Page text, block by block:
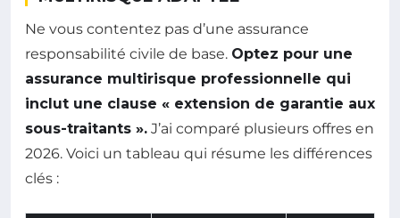
Ne vous contentez pas d’une assurance
responsabilité civile de base. Optez pour une
assurance multirisque professionnelle qui
inclut une clause « extension de garantie aux
sous-traitants ». J’ai comparé plusieurs offres en
2026. Voici un tableau qui résume les différences
clés :